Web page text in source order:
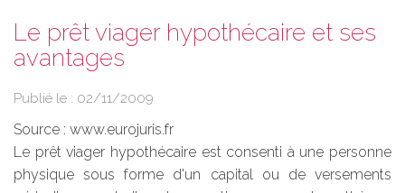
Le prêt viager hypothécaire et ses
avantages
Publié le : 02/11/2009
Source : www.eurojuris.fr
Le prêt viager hypothécaire est consenti à une personne
physique sous forme d'un capital ou de versements